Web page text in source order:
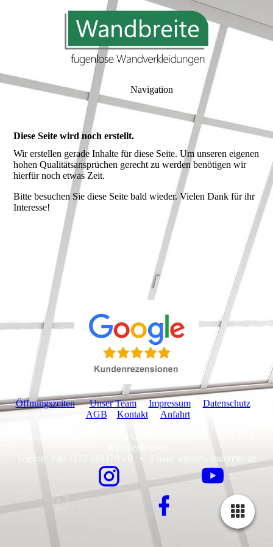
Navigation
Diese Seite wird noch erstellt.
Wir erstellen gerade Inhalte für diese Seite. Um unseren eigenen
hohen Qualitätsansprüchen gerecht zu werden benötigen wir
hierfür noch etwas Zeit.
Bitte besuchen Sie diese Seite bald wieder. Vielen Dank für ihr
Interesse!
Öffnungszeiten Unser Team Impressum
Datenschutz
AGB
Kontakt Anfahrt
Wäschenbeuren
Telefon +49 7172 189179 - 0 • Email info@wandbreite.de